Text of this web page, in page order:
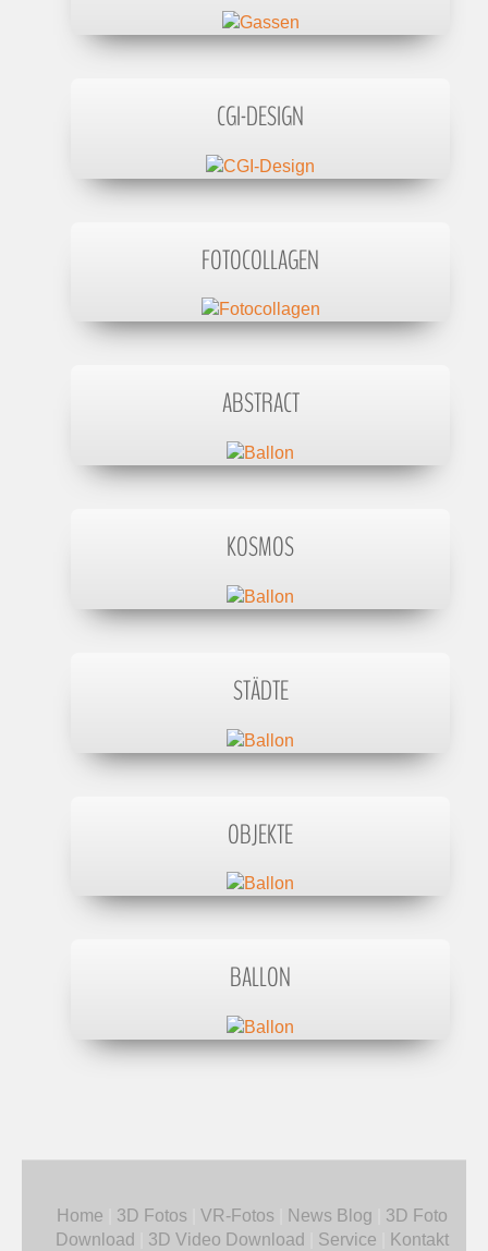
CGI-DESIGN
FOTOCOLLAGEN
ABSTRACT
KOSMOS
STÄDTE
OBJEKTE
BALLON
Home 3D Fotos VR-Fotos News Blog
3D Foto
Download
3D Video Download Service Kontakt